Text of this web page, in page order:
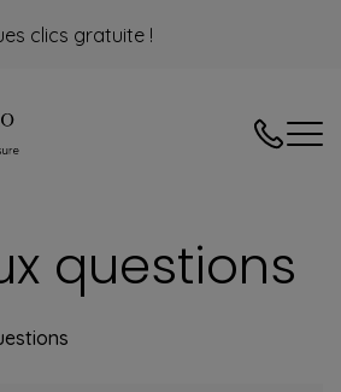
clics gratuite !
04/
questions